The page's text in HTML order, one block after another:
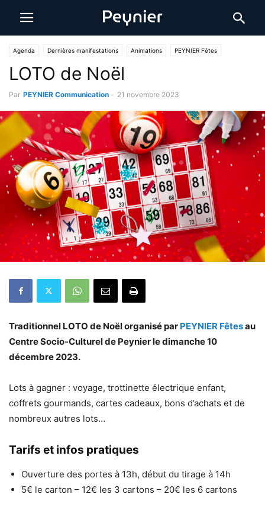
Agenda Dernières manifestations Animations PEYNIER Fêtes
LOTO de Noël
Par PEYNIER Communication - 21 novembre 2023
Traditionnel LOTO de Noël organisé par PEYNIER Fêtesau
Centre Socio-Culturel de Peynier le dimanche 10
décembre 2023.
Lots à gagner : voyage, trottinette électrique enfant,
coffrets gourmands, cartes cadeaux, bons d’achats et de
nombreux autres lots…
Tarifs et infos pratiques
Ouverture des portes à 13h, début du tirage à 14h
5€ le carton – 12€ les 3 cartons – 20€ les 6 cartons